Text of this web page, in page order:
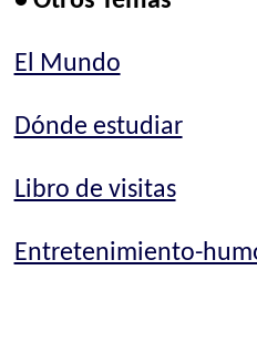
El Mundo
Dónde estudiar
Libro de visitas
Entretenimiento-